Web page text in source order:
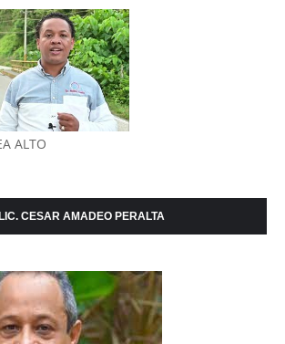
ALTO
CESAR AMADEO PERALTA